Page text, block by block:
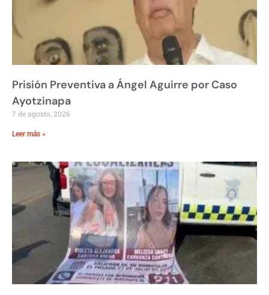
Prisión Preventiva a Ángel Aguirre por Caso
Ayotzinapa
7 de agosto, 2026
Leer más »